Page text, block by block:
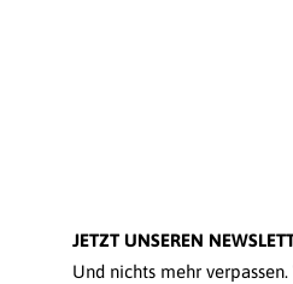
JETZT UNSEREN
Und nichts mehr